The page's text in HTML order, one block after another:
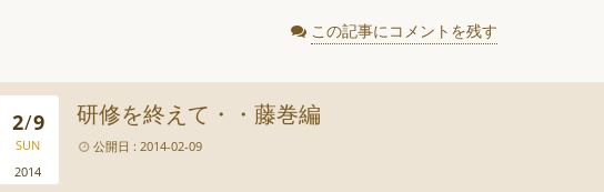
この記事にコメントを残す
2014
2/9
SUN
研修を終えて・・藤巻編
公開日 : 2014-02-09